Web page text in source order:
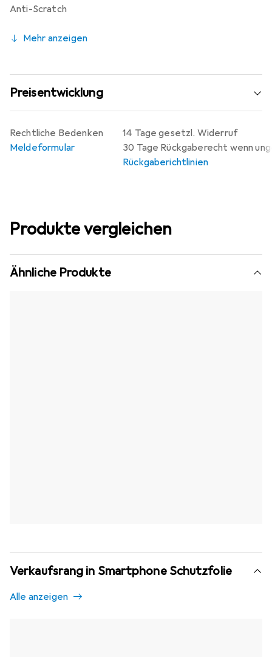
Anti-Scratch
Mehr anzeigen
Preisentwicklung
14 Tage gesetzl. Widerruf
30 Tage Rückgaberecht wenn
Rückgaberichtlinien
Rechtliche Bedenken
Meldeformular
Produkte vergleichen
Ähnliche Produkte
Verkaufsrang in Smartphone Schutzfolie
Alle anzeigen